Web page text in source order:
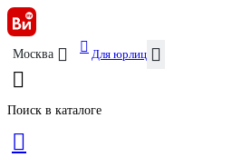
Москва Для юрлиц
Поиск в каталоге